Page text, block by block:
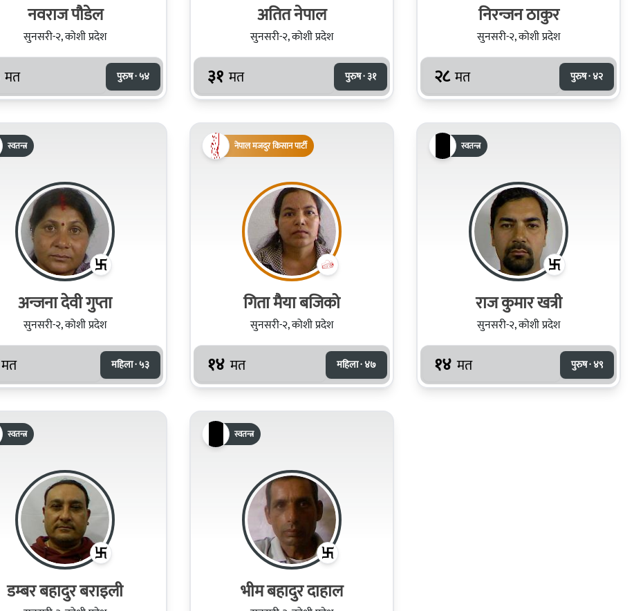
नवराज पौडेल
सुनसरी-२, कोशी प्रदेश
मत पुरुष · ५४
अतित नेपाल
सुनसरी-२, कोशी प्रदेश
३१ मत पुरुष · ३१
निरन्जन ठाकुर
सुनसरी-२, कोशी प्रदेश
२८ मत पुरुष · ४२
स्वतन्त्र
अन्जना देवी गुप्ता
सुनसरी-२, कोशी प्रदेश
मत महिला · ५३
नेपाल मजदुर किसान पार्टी
गिता मैया बजिको
सुनसरी-२, कोशी प्रदेश
१४ मत महिला · ४७
स्वतन्त्र
राज कुमार खत्री
सुनसरी-२, कोशी प्रदेश
१४ मत पुरुष · ४९
स्वतन्त्र
डम्‍बर बहादुर बराइली
स्वतन्त्र
भीम बहादुर दाहाल